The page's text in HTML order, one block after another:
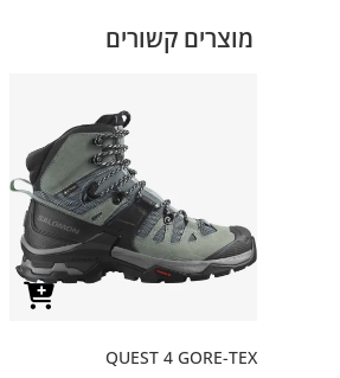
מוצרים קשורים
QUEST 4 GORE-TEX